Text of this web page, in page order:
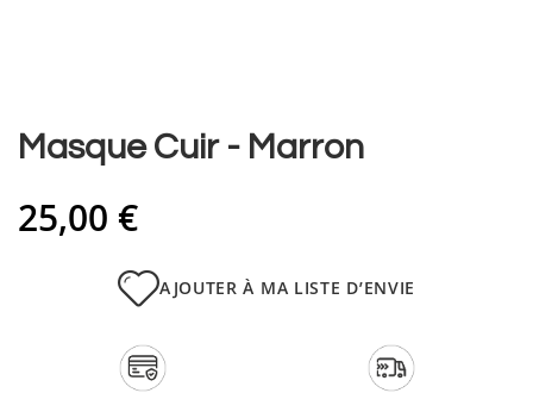
Skip
beginning
Masque Cuir - Marron
25,00 €
AJOUTER À MA LISTE D’ENVIE